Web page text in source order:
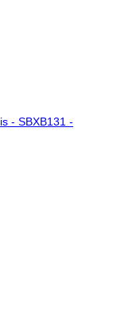
- SBXB131 -